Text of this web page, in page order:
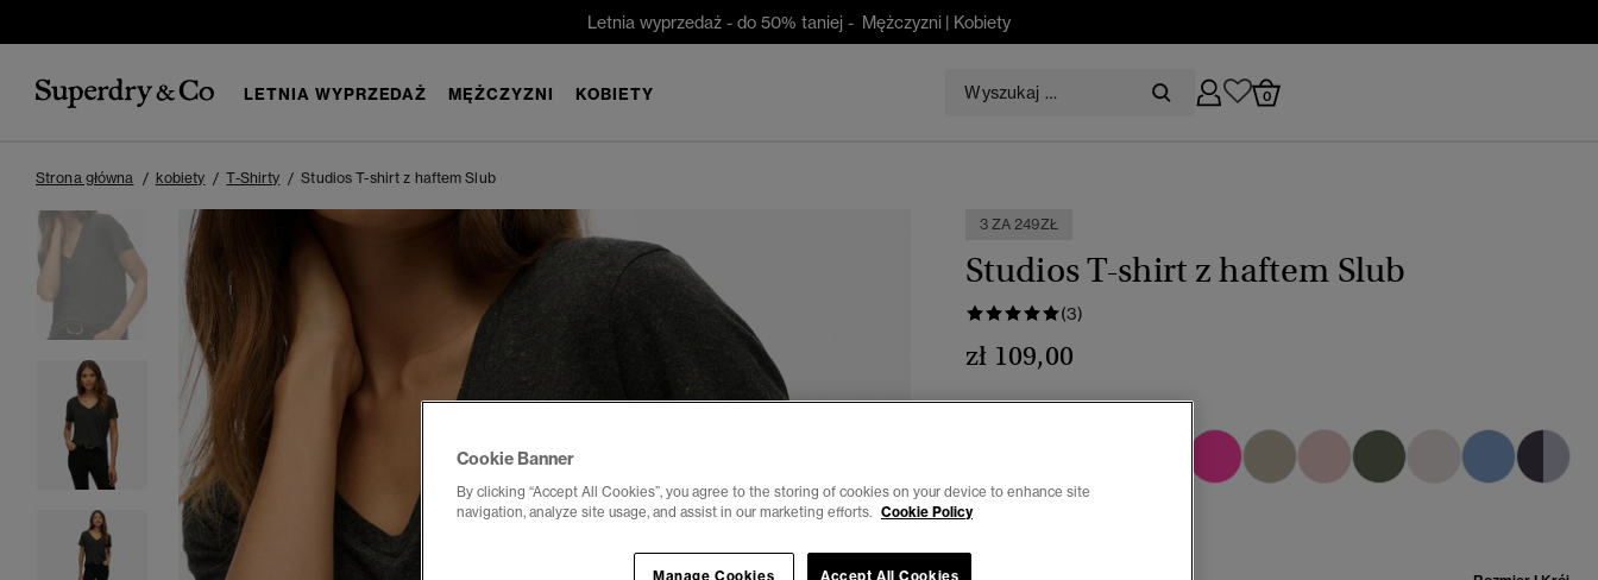
Letnia wyprzedaż - do 50% taniej - Mężczyzni | Kobiety
LETNIA WYPRZEDAŻ MĘŻCZYZNI KOBIETY 0
Strona główna kobiety T-Shirty Studios T-shirt z haftem Slub
3 ZA 249ZŁ
Studios T-shirt z haftem Slub
(3)
zł 109,00
Kolor:czarny metaliczny
wybrano
Cookie Banner
By clicking “Accept All Cookies”, you agree to the storing of cookies on your device to enhance site
navigation, analyze site usage, and assist in our marketing efforts. Cookie Policy
Accept All Cookies
Manage Cookies